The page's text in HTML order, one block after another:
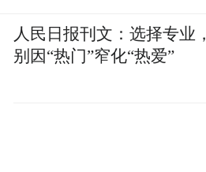
人民日报刊文：选择专业，
别因“热门”窄化“热爱”